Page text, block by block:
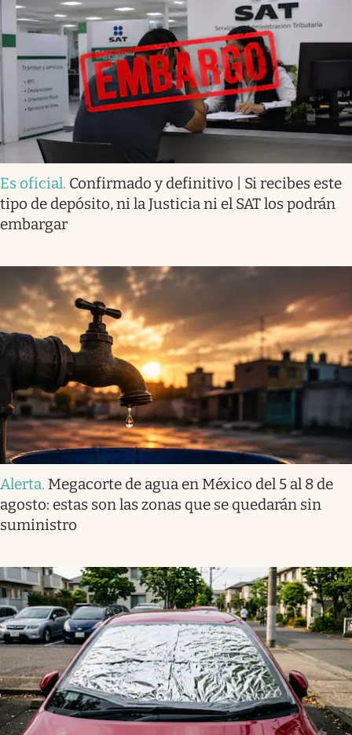
Es oficial. Confirmado y definitivo | Si recibes este
tipo de depósito, ni la Justicia ni el SAT los podrán
embargar
Alerta. Megacorte de agua en México del 5 al 8 de
agosto: estas son las zonas que se quedarán sin
suministro